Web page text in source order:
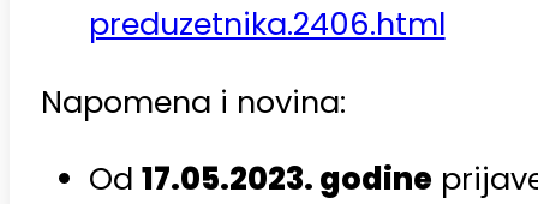
preduzetnika.2406.html
Napomena i novina:
Od 17.05.2023. godine